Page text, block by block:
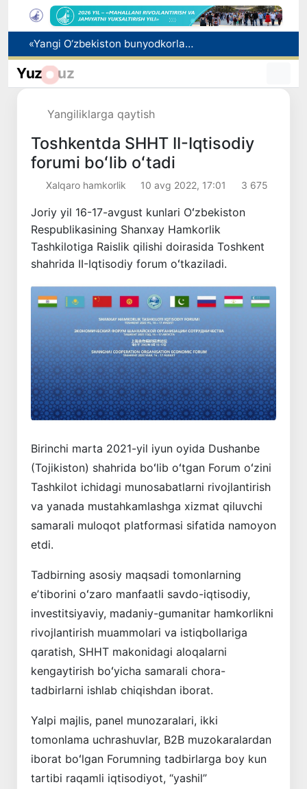
Oltoy kompaniyasi O‘zbekistonda fitoterapevtik mahsulotlar ishlab chiqarishni rejalashtirmoqda
Vakant o‘rinlarga o‘qishga kirish imkoniyati yaratiladi
Yuz uz
Yangiliklarga qaytish
Toshkentda SHHT II-Iqtisodiy
forumi boʻlib oʻtadi
Xalqaro hamkorlik 10 avg 2022, 17:01 3 675
Joriy yil 16-17-avgust kunlari Oʻzbekiston
Respublikasining Shanxay Hamkorlik
Tashkilotiga Raislik qilishi doirasida Toshkent
shahrida II-Iqtisodiy forum oʻtkaziladi.
Birinchi marta 2021-yil iyun oyida Dushanbe
(Tojikiston) shahrida boʻlib oʻtgan Forum oʻzini
Tashkilot ichidagi munosabatlarni rivojlantirish
va yanada mustahkamlashga xizmat qiluvchi
samarali muloqot platformasi sifatida namoyon
etdi.
Tadbirning asosiy maqsadi tomonlarning
eʼtiborini oʻzaro manfaatli savdo-iqtisodiy,
investitsiyaviy, madaniy-gumanitar hamkorlikni
rivojlantirish muammolari va istiqbollariga
qaratish, SHHT makonidagi aloqalarni
kengaytirish boʻyicha samarali chora-
tadbirlarni ishlab chiqishdan iborat.
Yalpi majlis, panel munozaralari, ikki
tomonlama uchrashuvlar, B2B muzokaralardan
iborat boʻlgan Forumning tadbirlarga boy kun
tartibi raqamli iqtisodiyot, “yashil”